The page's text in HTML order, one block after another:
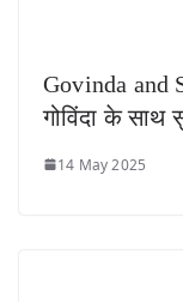
Govinda and
गोविंदा के साथ
14 May 2025